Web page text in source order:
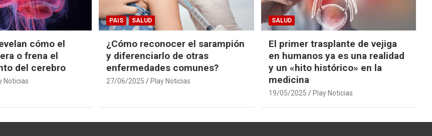
cómo el
o frena el
del cerebro
Noticias
PAIS SALUD
¿Cómo reconocer el sarampión
y diferenciarlo de otras
enfermedades comunes?
27/06/2025 Play Noticias
SALUD
El primer trasplante de vejiga
en humanos ya es una realidad
y un «hito histórico» en la
medicina
19/05/2025 Play Noticias